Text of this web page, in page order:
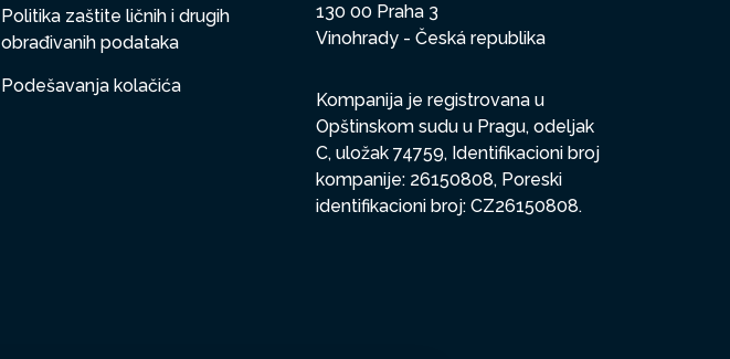
Politika zaštite ličnih i drugih
obrađivanih podataka
Podešavanja kolačića
130 00 Praha 3
Vinohrady - Česká republika
Kompanija je registrovana u
Opštinskom sudu u Pragu, odeljak
C, uložak 74759, Identifikacioni broj
kompanije: 26150808, Poreski
identifikacioni broj: CZ26150808.